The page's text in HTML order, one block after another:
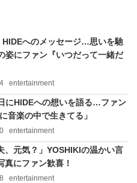
HIDEへのメッセージ…思いを馳
姿にファン『いつだって一緒だ
entertainment
にHIDEへの想いを語る…ファン
音楽の中で生きてる」
entertainment
、元気？」YOSHIKIの温かい言
真にファン歓喜！
entertainment